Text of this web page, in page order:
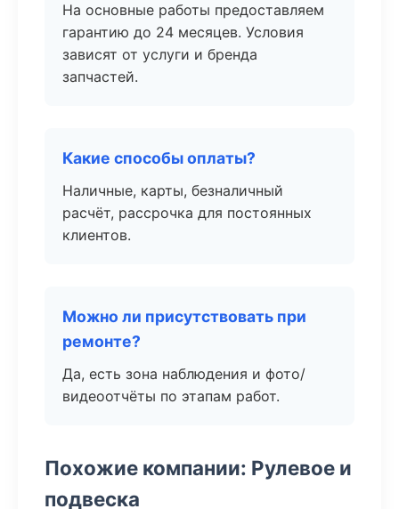
На основные работы предоставляем
гарантию до 24 месяцев. Условия
зависят от услуги и бренда
запчастей.
Какие способы оплаты?
Наличные, карты, безналичный
расчёт, рассрочка для постоянных
клиентов.
Можно ли присутствовать при
ремонте?
Да, есть зона наблюдения и фото/
видеоотчёты по этапам работ.
Похожие компании: Рулевое и
подвеска